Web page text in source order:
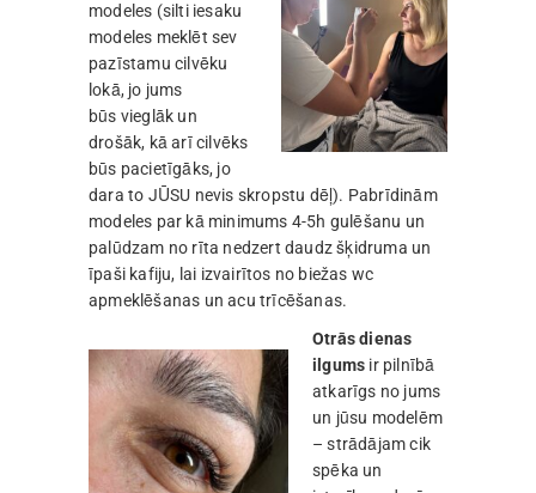
modeles (silti iesaku
modeles meklēt sev
pazīstamu cilvēku
lokā, jo jums
būs vieglāk un
drošāk, kā arī cilvēks
būs pacietīgāks, jo
dara to JŪSU nevis skropstu dēļ). Pabrīdinām
modeles par kā minimums 4-5h gulēšanu un
palūdzam no rīta nedzert daudz šķidruma un
īpaši kafiju, lai izvairītos no biežas wc
apmeklēšanas un acu trīcēšanas.
Otrās dienas
ilgums ir pilnībā
atkarīgs no jums
un jūsu modelēm
– strādājam cik
spēka un